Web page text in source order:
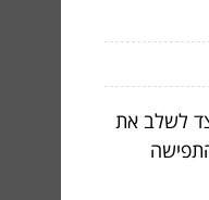
לשלב את